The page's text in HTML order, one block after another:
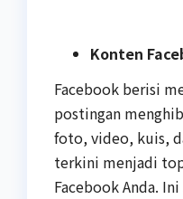
Konten
Facebook berisi
postingan
foto, video, kuis,
terkini menjadi
Facebook Anda.